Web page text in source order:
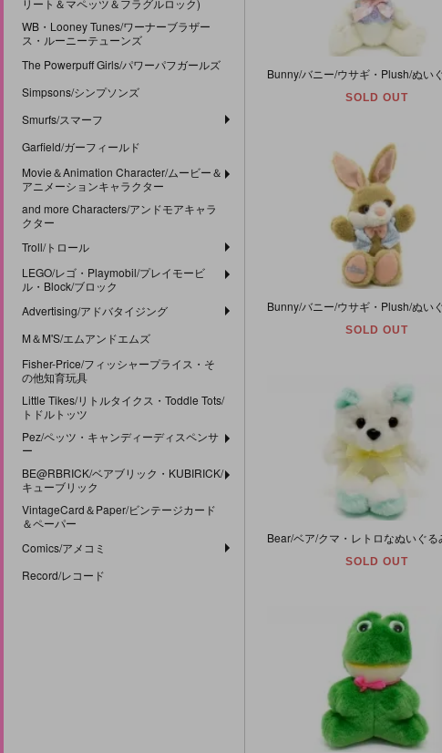
リート＆マペッツ＆フラグルロック)
WB・Looney Tunes/ワーナーブラザー
ス・ルーニーテューンズ
The Powerpuff Girls/パワーパフガールズ
Simpsons/シンプソンズ
Smurfs/スマーフ
Garfield/ガーフィールド
Movie＆Animation Character/ムービー＆
アニメーションキャラクター
and more Characters/アンドモアキャラ
クター
Troll/トロール
LEGO/レゴ・Playmobil/プレイモービ
ル・Block/ブロック
Advertising/アドバタイジング
M＆M'S/エムアンドエムズ
Fisher-Price/フィッシャープライス・そ
の他知育玩具
Little Tikes/リトルタイクス・Toddle Tots/
トドルトッツ
Pez/ペッツ・キャンディーディスペンサ
ー
BE@RBRICK/ベアブリック・KUBIRICK/
キューブリック
VintageCard＆Paper/ビンテージカード
＆ペーパー
Comics/アメコミ
Record/レコード
SOLD OUT
SOLD OUT
SOLD OUT